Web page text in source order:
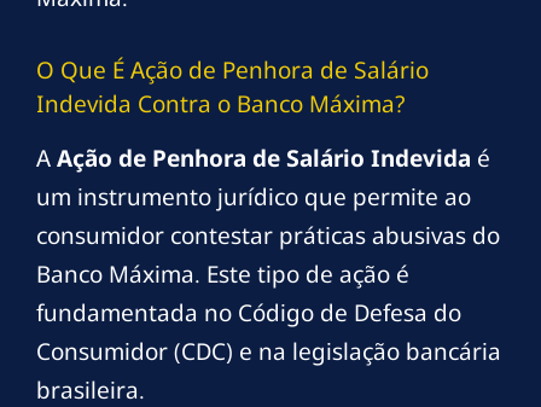
O Que É Ação de Penhora de Salário
Indevida Contra o Banco Máxima?
AAção de Penhora de Salário Indevida é
um instrumento jurídico que permite ao
consumidor contestar práticas abusivas do
Banco Máxima. Este tipo de ação é
fundamentada no Código de Defesa do
Consumidor (CDC) e na legislação bancária
brasileira.